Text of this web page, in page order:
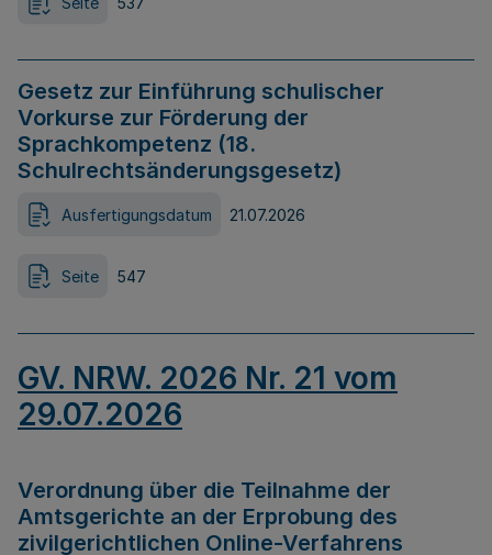
Gesetz zur Einführung schulischer
Vorkurse zur Förderung der
Sprachkompetenz (18.
Schulrechtsänderungsgesetz)
Ausfertigungsdatum 21.07.2026
Seite 547
GV. NRW. 2026 Nr. 21 vom
29.07.2026
Verordnung über die Teilnahme der
Amtsgerichte an der Erprobung des
zivilgerichtlichen Online-Verfahrens